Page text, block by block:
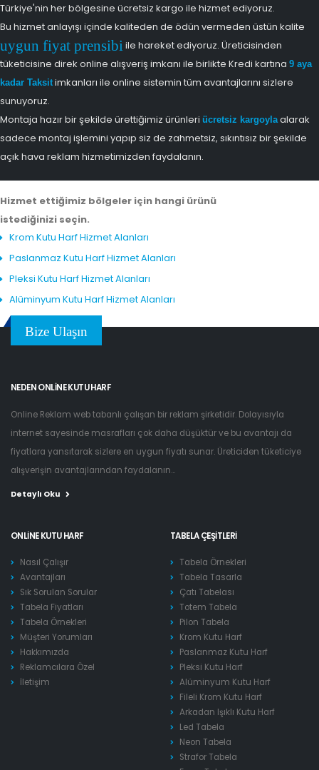
Türkiye'nin her bölgesine ücretsiz kargo ile hizmet ediyoruz.
Bu hizmet anlayışı içinde kaliteden de ödün vermeden üstün kalite
uygun fiyat prensibi ile hareket ediyoruz. Üreticisinden
tüketicisine direk online alışveriş imkanı ile birlikte Kredi kartına 9 aya
kadar Taksitimkanları ile online sistemin tüm avantajlarını sizlere
sunuyoruz.
Montaja hazır bir şekilde ürettiğimiz ürünleri ücretsiz kargoylaalarak
sadece montaj işlemini yapıp siz de zahmetsiz, sıkıntısız bir şekilde
açık hava reklam hizmetimizden faydalanın.
Hizmet ettiğimiz bölgeler için hangi ürünü
istediğinizi seçin.
Krom Kutu Harf Hizmet Alanları
Paslanmaz Kutu Harf Hizmet Alanları
Pleksi Kutu Harf Hizmet Alanları
Alüminyum Kutu Harf Hizmet Alanları
Bize Ulaşın
NEDEN ONLINE KUTU HARF
Online Reklam web tabanlı çalışan bir reklam şirketidir. Dolayısıyla
internet sayesinde masrafları çok daha düşüktür ve bu avantajı da
fiyatlara yansıtarak sizlere en uygun fiyatı sunar. Üreticiden tüketiciye
alışverişin avantajlarından faydalanın...
Detaylı Oku
ONLINE KUTU HARF
Nasıl Çalışır
Avantajları
Sık Sorulan Sorular
Tabela Fiyatları
Tabela Örnekleri
Müşteri Yorumları
Hakkımızda
Reklamcılara Özel
İletişim
TABELA ÇEŞITLERI
Tabela Örnekleri
Tabela Tasarla
Çatı Tabelası
Totem Tabela
Pilon Tabela
Krom Kutu Harf
Paslanmaz Kutu Harf
Pleksi Kutu Harf
Alüminyum Kutu Harf
Fileli Krom Kutu Harf
Arkadan Işıklı Kutu Harf
Led Tabela
Neon Tabela
Strafor Tabela